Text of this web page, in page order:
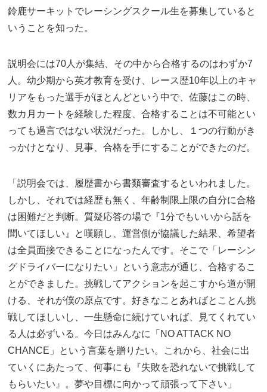
鈴鹿サーキットでレーシングスクール生を募集していると
いうことを知った。
説明会には70人が集結、その中から合格するのはわずか7
人。幼少期から英才教育を受け、レース歴10年以上のキャ
リアをもった選手がほとんどという中で、佐藤はこの時、
数カ月カートを経験した程度、合格することは不可能とい
っても過言ではない状況だった。しかし、１つの行動がき
っかけとなり、見事、合格を手にすることができたのだ。
「説明会では、履歴書から書類審査するといわれました。
しかし、それでは経歴も無く、年齢制限上限の自分に合格
は困難だと判断。質疑応答の場で『1分でもいいから話を
聞いてほしい』と嘆願し、運営側が協議した結果、希望者
は全員面接できることになったんです。そこで「レーシン
グドライバーになりたい」という意志が通じ、合格するこ
とができました。挑戦してアクションを起こすから道が開
ける、それが僕の原点です。好きなことあればとことん挑
戦してほしいし、一生懸命に続けていれば、見てくれてい
る人は必ずいる。今日はみんなに「NO ATTACK NO
CHANCE」という言葉を贈りたい。これから、社会に出
ていくにあたって、何事にも『失敗を恐れないで挑戦して
もらいたい』。夢や目標に向かって頑張って下さい」